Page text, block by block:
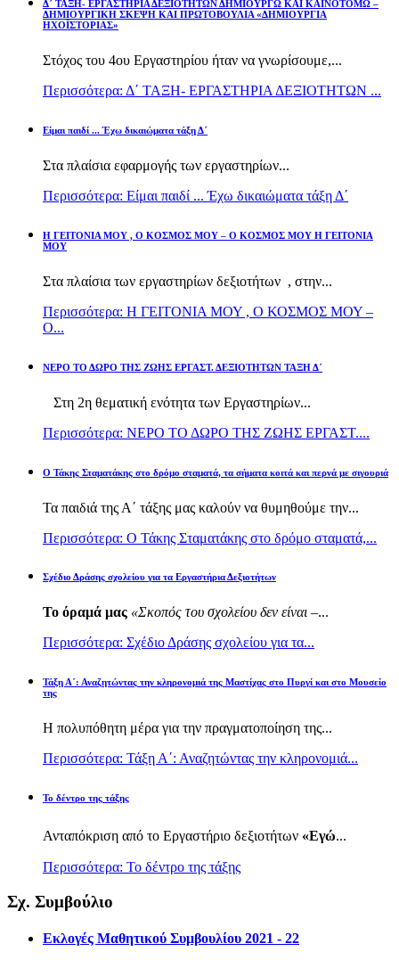
Δ΄ ΤΑΞΗ- ΕΡΓΑΣΤΗΡΙΑ ΔΕΞΙΟΤΗΤΩΝ ΔΗΜΙΟΥΡΓΩ ΚΑΙ ΚΑΙΝΟΤΟΜΩ –
ΔΗΜΙΟΥΡΓΙΚΗ ΣΚΕΨΗ ΚΑΙ ΠΡΩΤΟΒΟΥΛΙΑ «ΔΗΜΙΟΥΡΓΙΑ
ΗΧΟΪΣΤΟΡΙΑΣ»
Στόχος του 4ου Εργαστηρίου ήταν να γνωρίσουμε,...
Περισσότερα: Δ΄ ΤΑΞΗ- ΕΡΓΑΣΤΗΡΙΑ ΔΕΞΙΟΤΗΤΩΝ ...
Είμαι παιδί ... Έχω δικαιώματα τάξη Δ΄
Στα πλαίσια εφαρμογής των εργαστηρίων...
Περισσότερα: Είμαι παιδί ... Έχω δικαιώματα τάξη Δ΄
Η ΓΕΙΤΟΝΙΑ ΜΟΥ , Ο ΚΟΣΜΟΣ ΜΟΥ – Ο ΚΟΣΜΟΣ ΜΟΥ Η ΓΕΙΤΟΝΙΑ
ΜΟΥ
Στα πλαίσια των εργαστηρίων δεξιοτήτων , στην...
Περισσότερα: Η ΓΕΙΤΟΝΙΑ ΜΟΥ , Ο ΚΟΣΜΟΣ ΜΟΥ –
Ο...
ΝΕΡΟ ΤΟ ΔΩΡΟ ΤΗΣ ΖΩΗΣ ΕΡΓΑΣΤ. ΔΕΞΙΟΤΗΤΩΝ ΤΑΞΗ Δ΄
Στη 2η θεματική ενότητα των Εργαστηρίων...
Περισσότερα: ΝΕΡΟ ΤΟ ΔΩΡΟ ΤΗΣ ΖΩΗΣ ΕΡΓΑΣΤ....
Ο Τάκης Σταματάκης στο δρόμο σταματά, τα σήματα κοιτά και περνά με σιγουριά
Τα παιδιά της Α΄ τάξης μας καλούν να θυμηθούμε την...
Περισσότερα: Ο Τάκης Σταματάκης στο δρόμο σταματά,...
Σχέδιο Δράσης σχολείου για τα Εργαστήρια Δεξιοτήτων
Το όραμά μας «Σκοπός του σχολείου δεν είναι –...
Περισσότερα: Σχέδιο Δράσης σχολείου για τα...
Τάξη Α΄: Αναζητώντας την κληρονομιά της Μαστίχας στο Πυργί και στο Μουσείο
της
Η πολυπόθητη μέρα για την πραγματοποίηση της...
Περισσότερα: Τάξη Α΄: Αναζητώντας την κληρονομιά...
Το δέντρο της τάξης
Ανταπόκριση από το Εργαστήριο δεξιοτήτων «Εγώ...
Περισσότερα: Το δέντρο της τάξης
Σχ. Συμβούλιο
Εκλογές Μαθητικού Συμβουλίου 2021 - 22